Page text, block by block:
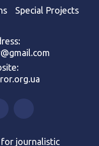
Special Projects
journalistic